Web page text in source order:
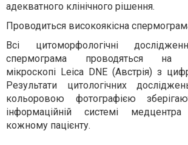
адекватного клінічного рішення.
Проводиться високоякісна
Всі цитоморфологічні
спермограма проводяться на
мікроскопі Leica DNE (Австрія) з
Результати цитологічних
кольоровою фотографією
інформаційній системі
кожному пацієнту.